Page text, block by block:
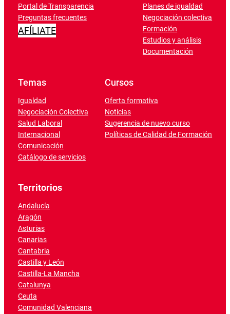
Portal de Transparencia
Preguntas frecuentes
AFÍLIATE
Planes de igualdad
Negociación colectiva
Formación
Estudios y análisis
Documentación
Temas
Igualdad
Negociación Colectiva
Salud Laboral
Internacional
Comunicación
Catálogo de servicios
Cursos
Oferta formativa
Noticias
Sugerencia de nuevo curso
Políticas de Calidad de Formación
Territorios
Andalucía
Aragón
Asturias
Canarias
Cantabria
Castilla y León
Castilla-La Mancha
Catalunya
Ceuta
Comunidad Valenciana